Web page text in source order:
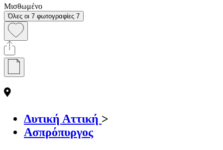
Μισθωμένο
Όλες οι 7 φωτογραφίες 7
Δυτική Αττική >
Ασπρόπυργος